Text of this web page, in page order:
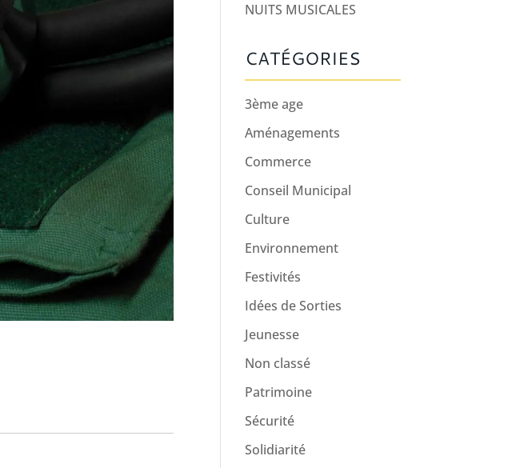
NUITS MUSICALES
CATÉGORIES
3ème age
Aménagements
Commerce
Conseil Municipal
Culture
Environnement
Festivités
Idées de Sorties
Jeunesse
Non classé
Patrimoine
Sécurité
Solidiarité